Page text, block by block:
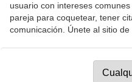
usuario con intereses
pareja para coquetear, tener
comunicación. Únete al sitio